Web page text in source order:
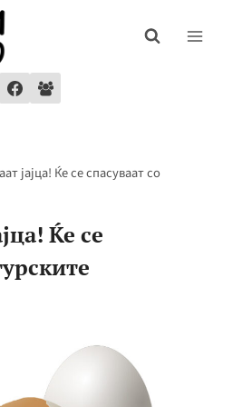
јајца! Ќе се спасуваат со
Ќе се